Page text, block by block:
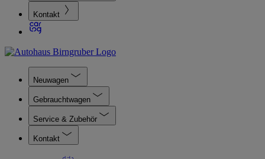
Kontakt
Neuwagen
Gebrauchtwagen
Service & Zubehör
Kontakt